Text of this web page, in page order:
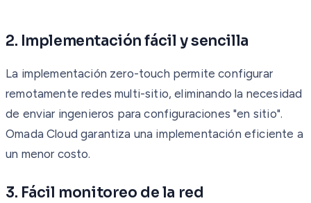
2. Implementación fácil y sencilla
La implementación zero-touch permite configurar
remotamente redes multi-sitio, eliminando la necesidad
de enviar ingenieros para configuraciones "en sitio".
Omada Cloud garantiza una implementación eficiente a
un menor costo.
3. Fácil monitoreo de la red